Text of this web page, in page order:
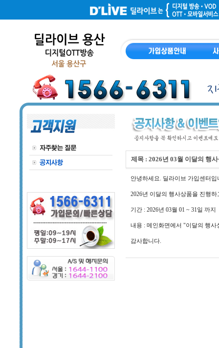
제목 : 2026년 03월 이달의 행
안녕하세요. 딜라이브 가입센터입
2026년 이달의 행사상품을 진행하
기간 : 2026년 03월 01 ~ 31일 까지
내용 : 메인화면에서 "이달의 행사
감사합니다.